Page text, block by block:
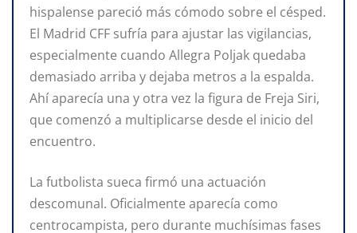
hispalense pareció más cómodo sobre el césped.
El Madrid CFF sufría para ajustar las vigilancias,
especialmente cuando Allegra Poljak quedaba
demasiado arriba y dejaba metros a la espalda.
Ahí aparecía una y otra vez la figura de Freja Siri,
que comenzó a multiplicarse desde el inicio del
encuentro.
La futbolista sueca firmó una actuación
descomunal. Oficialmente aparecía como
centrocampista, pero durante muchísimas fases